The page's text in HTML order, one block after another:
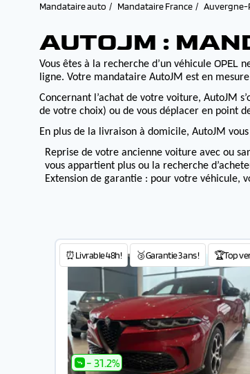
Mandataire auto Mandataire France Auvergne-
AUTOJM :
Vous êtes à la recherche d’un véhicule OPEL
ligne. Votre mandataire AutoJM est en
Concernant l’achat de votre voiture, AutoJM
de votre choix) ou de vous déplacer en point
En plus de la livraison à domicile, AutoJM
Reprise de votre ancienne voiture avec ou
vous appartient plus ou la recherche
Extension de garantie : pour votre véhicule,
⏰Livrable 48h! 🥉Garantie 3 ans ! 🏆Top
- 31.2%